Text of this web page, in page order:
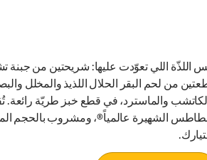
اللذّة اللي تعوّدت عليها: شريحتين من جبنة
من لحم البقر الحلال اللذيذ والمخلل
والماسترد، في قطع خبز طريّة رائعة.
الشهيرة عالمياً®، ومشروب بالحجم